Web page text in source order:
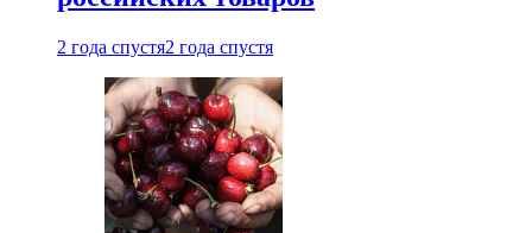
2 года спустя2 года спустя